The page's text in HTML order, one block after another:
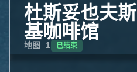
杜斯妥也夫斯
基咖啡馆
地图 1 已结束